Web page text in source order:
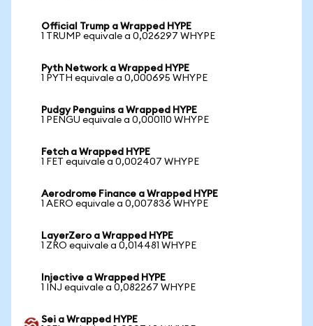
Official Trump a Wrapped HYPE
1 TRUMP equivale a 0,026297 WHYPE
Pyth Network a Wrapped HYPE
1 PYTH equivale a 0,000695 WHYPE
Pudgy Penguins a Wrapped HYPE
1 PENGU equivale a 0,000110 WHYPE
Fetch a Wrapped HYPE
1 FET equivale a 0,002407 WHYPE
Aerodrome Finance a Wrapped HYPE
1 AERO equivale a 0,007836 WHYPE
LayerZero a Wrapped HYPE
1 ZRO equivale a 0,014481 WHYPE
Injective a Wrapped HYPE
1 INJ equivale a 0,082267 WHYPE
Sei a Wrapped HYPE